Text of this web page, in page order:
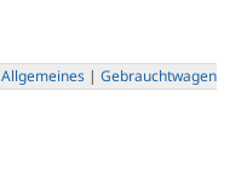
All­ge­mei­nes | Ge­braucht­wa­gen